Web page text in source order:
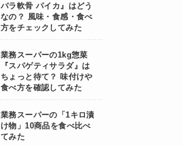
バラ軟骨 パイカ』はどう
なの？ 風味・食感・食べ
方をチェックしてみた
業務スーパーの1kg惣菜
『スパゲティサラダ』は
ちょっと待て？ 味付けや
食べ方を確認してみた
業務スーパーの「1キロ漬
け物」10商品を食べ比べ
てみた